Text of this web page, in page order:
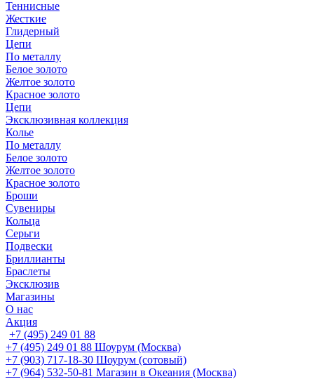
Теннисные
Жесткие
Глидерный
Цепи
По металлу
Белое золото
Желтое золото
Красное золото
Цепи
Эксклюзивная коллекция
Колье
По металлу
Белое золото
Желтое золото
Красное золото
Броши
Сувениры
Кольца
Серьги
Подвески
Бриллианты
Браслеты
Эксклюзив
Магазины
О нас
Акция
+7 (495) 249 01 88
+7 (495) 249 01 88 Шоурум (Москва)
+7 (903) 717-18-30 Шоурум (сотовый)
+7 (964) 532-50-81 Магазин в Океания (Москва)